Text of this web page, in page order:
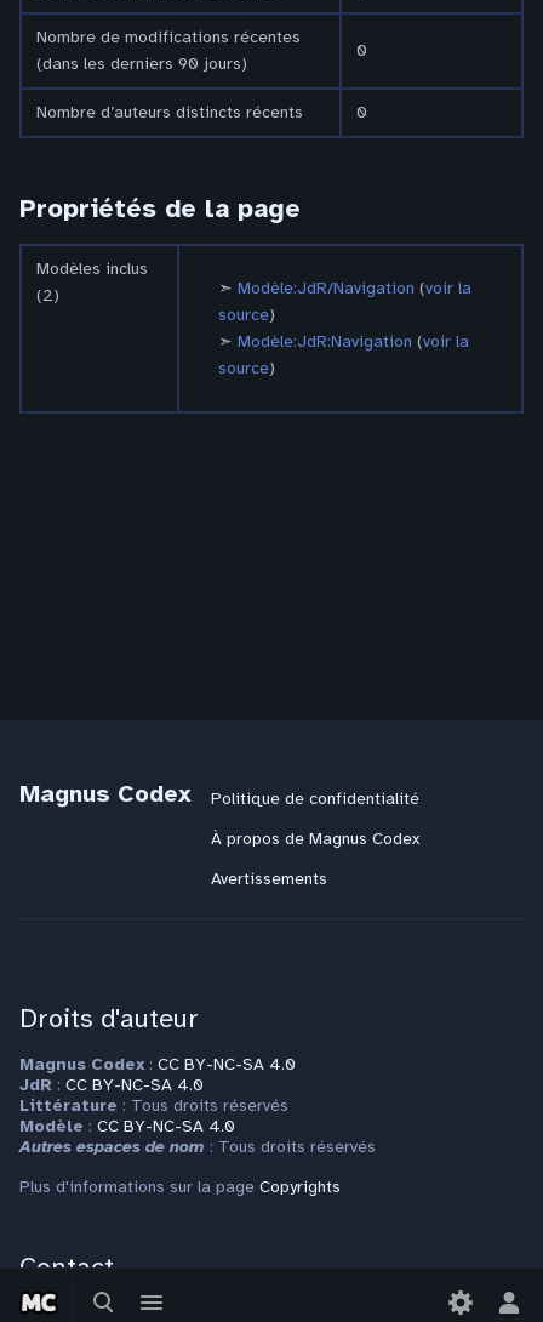
BasculerBasculer
le
Nombre de modifications récentes
(dans les derniers 90 jours)
0
Nombre d’auteurs distincts récents 0
Propriétés de la page
Modèles inclus
(2)
Modèle:JdR/Navigation (voir la
source)
Modèle:JdR:Navigation (voir la
source)
Magnus Codex
Politique de confidentialité
À propos de Magnus Codex
Avertissements
Droits d'auteur
Magnus Codex : CC BY-NC-SA 4.0
JdR : CC BY-NC-SA 4.0
Littérature : Tous droits réservés
Modèle : CC BY-NC-SA 4.0
Autres espaces de nom : Tous droits réservés
Plus d'informations sur la page Copyrights
Contact
Pour toute question ou requête, veuillez vous adresser à